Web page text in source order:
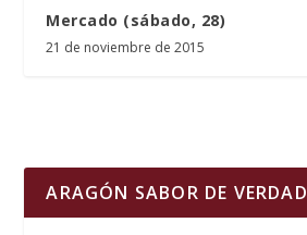
Mercado (sábado, 28)
21 de noviembre de 2015
ARAGÓN SABOR DE VERDAD